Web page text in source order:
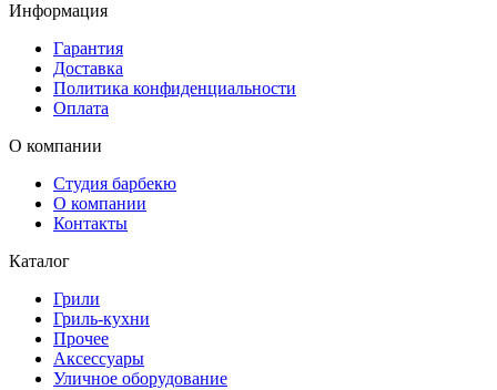
Информация
Гарантия
Доставка
Политика конфиденциальности
Оплата
О компании
Студия барбекю
О компании
Контакты
Каталог
Грили
Гриль-кухни
Прочее
Аксессуары
Уличное оборудование